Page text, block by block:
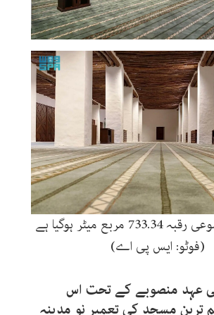
مسجد کا مجموعی رقبہ 733.34 مربع میٹر ہوگیا ہے
(فوٹو: ایس پی اے)
عہد منصوبے کے تحت اس
ترین مسجد کی تعمیرِ نو مدینہ